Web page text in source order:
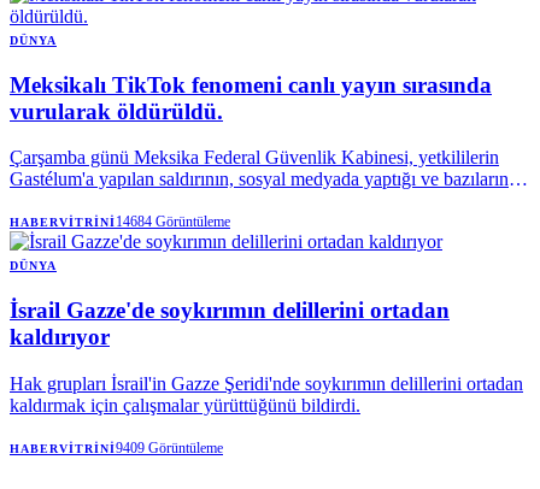
DÜNYA
Meksikalı TikTok fenomeni canlı yayın sırasında
vurularak öldürüldü.
Çarşamba günü Meksika Federal Güvenlik Kabinesi, yetkililerin
Gastélum'a yapılan saldırının, sosyal medyada yaptığı ve bazılarında
"çeşitli paylaşımlarla" bağlantılı olup olmadığını araştırdığını
söyledi.
HABERVITRINI14684 Görüntüleme
DÜNYA
İsrail Gazze'de soykırımın delillerini ortadan
kaldırıyor
Hak grupları İsrail'in Gazze Şeridi'nde soykırımın delillerini ortadan
kaldırmak için çalışmalar yürüttüğünü bildirdi.
HABERVITRINI9409 Görüntüleme